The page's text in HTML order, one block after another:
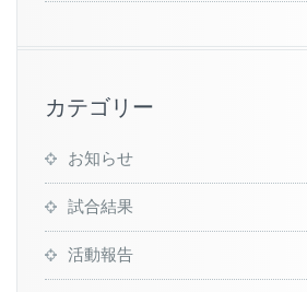
カテゴリー
お知らせ
試合結果
活動報告